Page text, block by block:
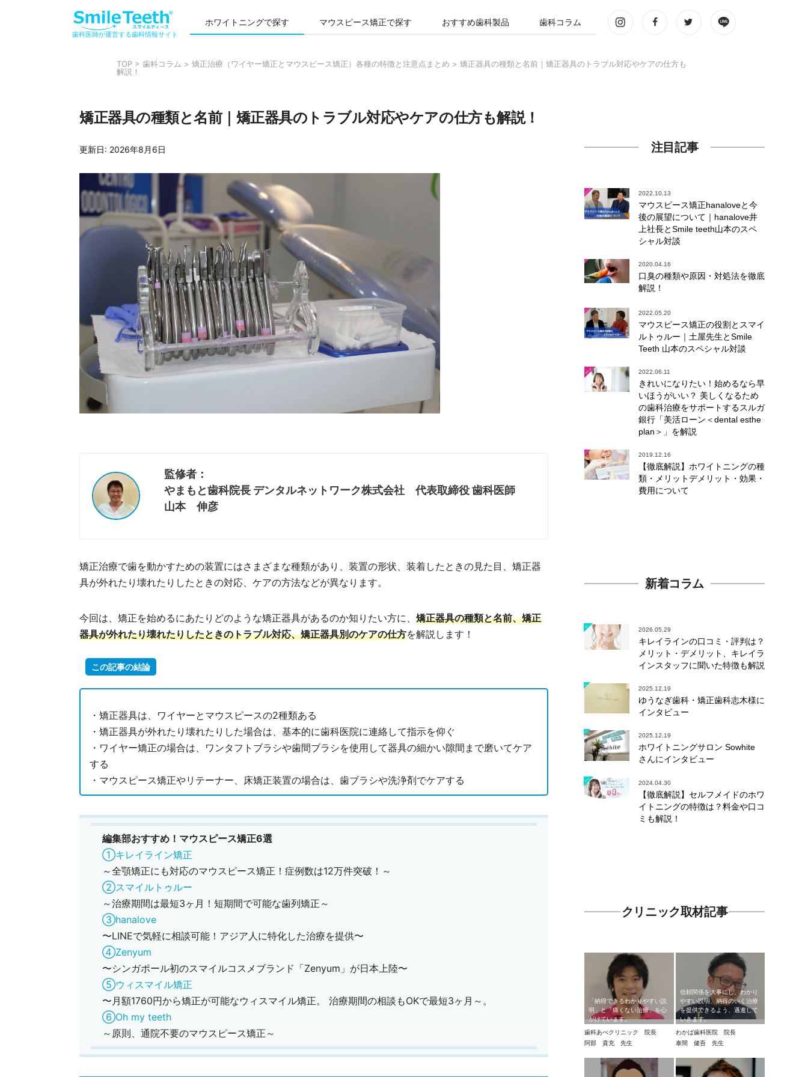
歯科医師が運営する歯科情報サイト
ホワイトニングで探す マウスピース矯正で探す おすすめ歯科製品 歯科コラム
TOP >歯科コラム >矯正治療（ワイヤー矯正とマウスピース矯正）各種の特徴と注意点まとめ >矯正器具の種類と名前｜矯正器具のトラブル対応やケアの仕方も
解説！
矯正器具の種類と名前｜矯正器具のトラブル対応やケアの仕方も解説！
更新日: 2026年8月6日
監修者：
やまもと歯科院長 デンタルネットワーク株式会社 代表取締役 歯科医師
山本 伸彦
矯正治療で歯を動かすための装置にはさまざまな種類があり、装置の形状、装着したときの見た目、矯正器
具が外れたり壊れたりしたときの対応、ケアの方法などが異なります。
今回は、矯正を始めるにあたりどのような矯正器具があるのか知りたい方に、 矯正器具の種類と名前、矯正
器具が外れたり壊れたりしたときのトラブル対応、矯正器具別のケアの仕方を解説します！
この記事の結論
・矯正器具は、ワイヤーとマウスピースの2種類ある
・矯正器具が外れたり壊れたりした場合は、基本的に歯科医院に連絡して指示を仰ぐ
・ワイヤー矯正の場合は、ワンタフトブラシや歯間ブラシを使用して器具の細かい隙間まで磨いてケア
する
・マウスピース矯正やリテーナー、床矯正装置の場合は、歯ブラシや洗浄剤でケアする
編集部おすすめ！マウスピース矯正6選
①キレイライン矯正
～全顎矯正にも対応のマウスピース矯正！症例数は12万件突破！～
②スマイルトゥルー
～治療期間は最短3ヶ月！短期間で可能な歯列矯正～
③hanalove
〜LINEで気軽に相談可能！アジア人に特化した治療を提供〜
④Zenyum
〜シンガポール初のスマイルコスメブランド「Zenyum」が日本上陸〜
⑤ウィスマイル矯正
〜月額1760円から矯正が可能なウィスマイル矯正。 治療期間の相談もOKで最短3ヶ月～。
⑥Oh my teeth
～原則、通院不要のマウスピース矯正～
注目記事
2022.10.13
マウスピース矯正hanaloveと今
後の展望について｜hanalove井
上社長とSmile teeth山本のスペ
シャル対談
2020.04.16
口臭の種類や原因・対処法を徹底
解説！
2022.05.20
マウスピース矯正の役割とスマイ
ルトゥルー｜土屋先生とSmile
Teeth 山本のスペシャル対談
2022.06.11
きれいになりたい！始めるなら早
いほうがいい？ 美しくなるため
の歯科治療をサポートするスルガ
銀行「美活ローン＜dental esthe
plan＞」を解説
2019.12.16
【徹底解説】ホワイトニングの種
類・メリットデメリット・効果・
費用について
新着コラム
2026.05.29
キレイラインの口コミ・評判は？
メリット・デメリット、キレイラ
インスタッフに聞いた特徴も解説
2025.12.19
ゆうなぎ歯科・矯正歯科志木様に
インタビュー
2025.12.19
ホワイトニングサロン Sowhite
さんにインタビュー
2024.04.30
【徹底解説】セルフメイドのホワ
イトニングの特徴は？料金や口コ
ミも解説！
クリニック取材記事
「納得できるわかりやすい説
明」と「痛くない治療」を心
がけています。
歯科あべクリニック 院長
阿部 貴充 先生
信頼関係を大事にし、わかり
やすい説明、納得のいく治療
を提供できるよう、邁進して
いきます。
わかば歯科医院 院長
泰間 健吾 先生